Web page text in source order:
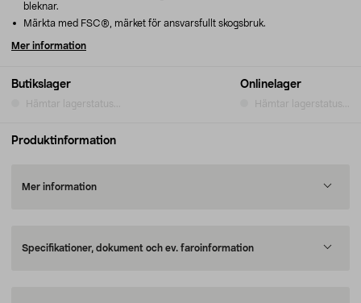
Butikslager
Hämtar lagerstatus...
Onlinelager
Hämtar lagerstatus...
bleknar.
Märkta med FSC®, märket för ansvarsfullt skogsbruk.
Mer information
Produktinformation
Mer information
Specifikationer, dokument och ev. faroinformation